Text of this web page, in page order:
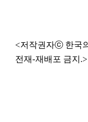
<저작권자ⓒ 한국
전재-재배포 금지.>